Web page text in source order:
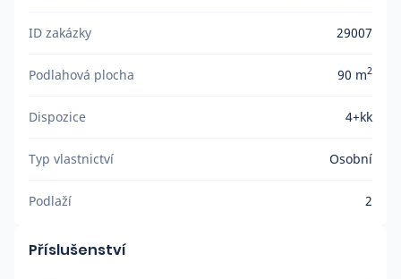
ID zakázky 29007
Podlahová plocha 90 m2
Dispozice 4+kk
Typ vlastnictví Osobní
Podlaží 2
Příslušenství